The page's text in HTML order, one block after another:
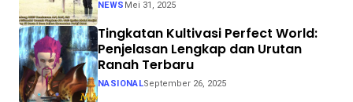
NEWS Mei 31, 2025
Tingkatan Kultivasi Perfect World:
Penjelasan Lengkap dan Urutan
Ranah Terbaru
NASIONALSeptember 26, 2025